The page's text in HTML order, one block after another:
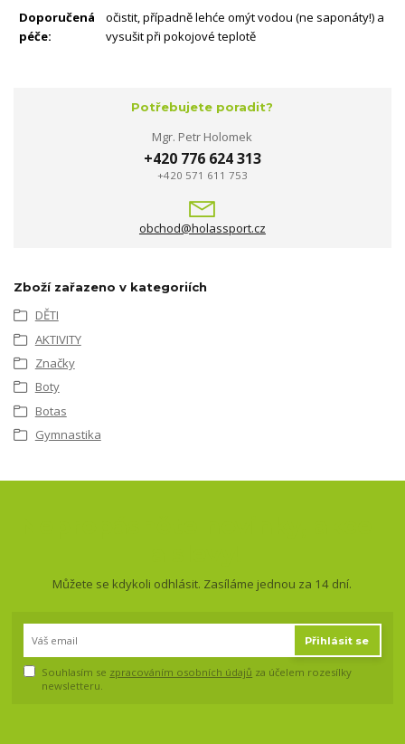
Doporučená
péče:
očistit, případně lehće omýt vodou (ne saponáty!) a
vysušit při pokojové teplotě
Potřebujete poradit?
Mgr. Petr Holomek
+420 776 624 313
+420 571 611 753
obchod@holassport.cz
Zboží zařazeno v kategoriích
DĚTI
AKTIVITY
Značky
Boty
Botas
Gymnastika
Můžete se kdykoli odhlásit. Zasíláme jednou za 14 dní.
Přihlásit se
Souhlasím se zpracováním osobních údajů za účelem rozesílky
newsletteru.